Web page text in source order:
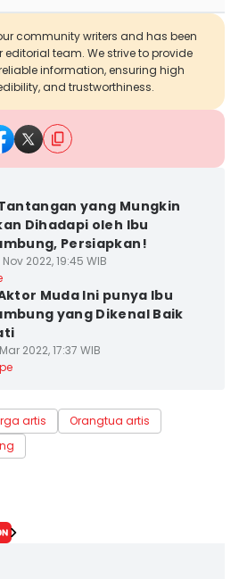
community writers and has been
editorial team. We strive to provide
information, ensuring high
and trustworthiness.
yang Mungkin
Dihadapi oleh Ibu
Persiapkan!
2022, 19:45 WIB
Muda Ini punya Ibu
yang Dikenal Baik
2022, 17:37 WIB
artis
Orangtua artis